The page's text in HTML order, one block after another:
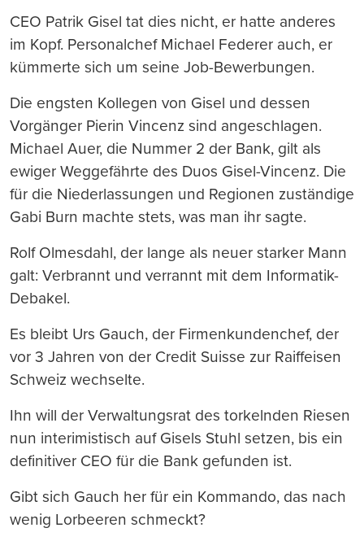
CEO Patrik Gisel tat dies nicht, er hatte anderes
im Kopf. Personalchef Michael Federer auch, er
kümmerte sich um seine Job-Bewerbungen.
Die engsten Kollegen von Gisel und dessen
Vorgänger Pierin Vincenz sind angeschlagen.
Michael Auer, die Nummer 2 der Bank, gilt als
ewiger Weggefährte des Duos Gisel-Vincenz. Die
für die Niederlassungen und Regionen zuständige
Gabi Burn machte stets, was man ihr sagte.
Rolf Olmesdahl, der lange als neuer starker Mann
galt: Verbrannt und verrannt mit dem Informatik-
Debakel.
Es bleibt Urs Gauch, der Firmenkundenchef, der
vor 3 Jahren von der Credit Suisse zur Raiffeisen
Schweiz wechselte.
Ihn will der Verwaltungsrat des torkelnden Riesen
nun interimistisch auf Gisels Stuhl setzen, bis ein
definitiver CEO für die Bank gefunden ist.
Gibt sich Gauch her für ein Kommando, das nach
wenig Lorbeeren schmeckt?